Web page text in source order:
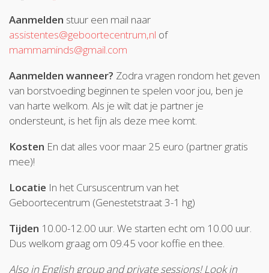
Aanmelden stuur een mail naar
assistentes@geboortecentrum,nl of
mammaminds@gmail.com
Aanmelden wanneer? Zodra vragen rondom het geven
van borstvoeding beginnen te spelen voor jou, ben je
van harte welkom. Als je wilt dat je partner je
ondersteunt, is het fijn als deze mee komt.
Kosten En dat alles voor maar 25 euro (partner gratis
mee)!
Locatie In het Cursuscentrum van het
Geboortecentrum (Genestetstraat 3-1 hg)
Tijden 10.00-12.00 uur. We starten echt om 10.00 uur.
Dus welkom graag om 09.45 voor koffie en thee.
Also in English group and private sessions! Look in